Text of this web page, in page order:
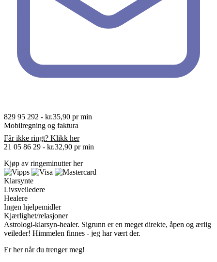
829 95 292 - kr.35,90 pr min
Mobilregning og faktura
Får ikke ringt? Klikk her
21 05 86 29 - kr.32,90 pr min
Kjøp av ringeminutterher
Klarsynte
Livsveiledere
Healere
Ingen hjelpemidler
Kjærlighet/relasjoner
Astrologi-klarsyn-healer. Sigrunn er en meget direkte, åpen og ærlig
veileder! Himmelen finnes - jeg har vært der.
Er her når du trenger meg!